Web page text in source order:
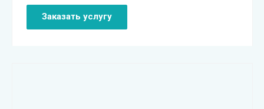
Заказать услугу